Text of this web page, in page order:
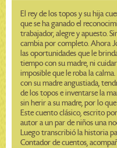
El rey de los topos y su hija
que se ha ganado el
trabajador, alegre y apuesto.
cambia por completo. Ahora
las oportunidades que le
tiempo con su madre, ni
imposible que le roba la
con su madre angustiada,
de los topos e inventarse la
sin herir a su madre, por lo
Este cuento clásico, escrito
autor a un par de niños una
Luego transcribió la historia
Contador de cuentos,